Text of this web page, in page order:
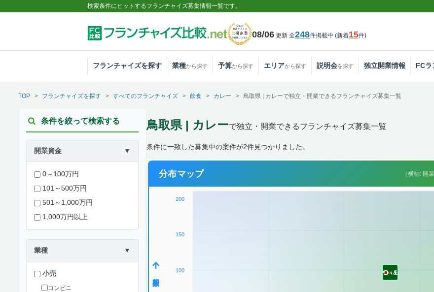
検索条件にヒットするフランチャイズ募集情報一覧です。
08/06 更新 全248件掲載中 (新着15件)
フランチャイズを探す 業種から探す 予算から探す エリアから探す 説明会を探す 独立開業情報 FCラ
TOP フランチャイズを探す すべてのフランチャイズ 飲食 カレー 鳥取県 | カレーで独立・開業できるフランチャイズ募集一覧
条件を絞って検索する
開業資金 ▼
0～100万円
101～500万円
501～1,000万円
1,000万円以上
業種 ▼
小売
コンビニ
鳥取県 | カレーで独立・開業できるフランチャイズ募集一覧
条件に一致した募集中の案件が2件見つかりました。
分布マップ （横軸: 開
200
150
100